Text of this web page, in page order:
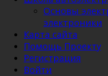
Основы
электроники
Карта сайта
Помощь Проекту
Регистрация
Войти